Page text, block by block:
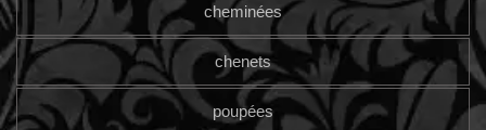
cheminées
chenets
poupées